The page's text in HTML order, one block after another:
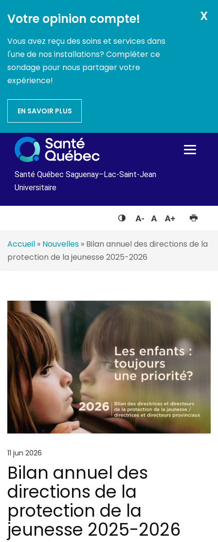
X
Votre opinion compte!
Vous avez reçu des soins et services dans
l'une de nos installations? Compléter ce
sondage pour nous partager votre
expérience!
EN SAVOIR PLUS
Passer
au
contenu
Santé Québec Saguenay–Lac-Saint-Jean
Universitaire
Accueil » Nouvelles » Bilan annuel des directions de la
protection de la jeunesse 2025-2026
11 jun 2026
Bilan annuel des
directions de la
protection de la
jeunesse 2025-2026